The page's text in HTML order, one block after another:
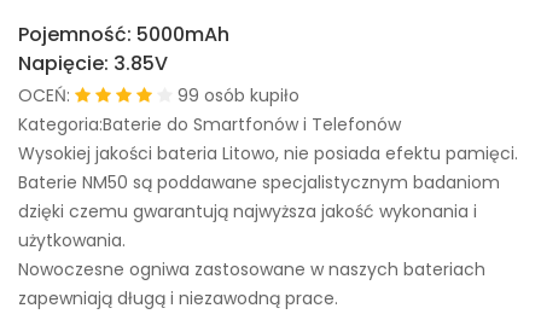
Pojemność: 5000mAh
Napięcie: 3.85V
OCEŃ:
99 osób kupiło
Kategoria:Baterie do Smartfonów i Telefonów
Wysokiej jakości bateria Litowo, nie posiada efektu pamięci.
Baterie NM50 są poddawane specjalistycznym badaniom
dzięki czemu gwarantują najwyższa jakość wykonania i
użytkowania.
Nowoczesne ogniwa zastosowane w naszych bateriach
zapewniają długą i niezawodną prace.